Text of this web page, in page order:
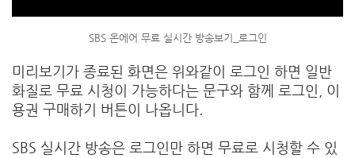
SBS 온에어 무료 실시간 방송보기_로그인
미리보기가 종료된 화면은 위와같이 로그인 하면 일반
화질로 무료 시청이 가능하다는 문구와 함께 로그인, 이
용권 구매하기 버튼이 나옵니다.
SBS 실시간 방송은 로그인만 하면 무료로 시청할 수 있